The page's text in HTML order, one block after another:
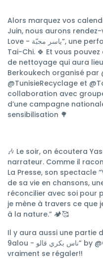
Alors marquez vos
Juin, nous aurons
Love - ياسر محبّة”, une performance et un atelier intro au
Tai-Chi. 🍀 Et vous
de nettoyage qui aura
Berkoukech organisé par
@TunisieRecyclage et
collaboration avec
d’une campagne
sensibilisation 🌳
🎶 Le soir, on écoutera
narrateur. Comme il
La Presse, son spectacle
de sa vie en chansons,
réconcilier avec soi pour
je mène à travers ce que
à la nature.” 🏕️🥰
Il y aura aussi une partie
9alou - ناس بكري قالو” by @Open Space Lab. On va alors
vraiment se régaler!!